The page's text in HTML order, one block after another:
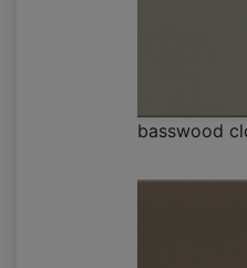
basswood